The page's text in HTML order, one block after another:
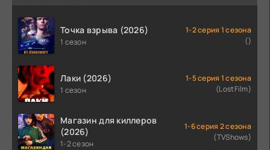
Точка взрыва (2026)
1 сезон
1-2 серия 1 сезона
()
Лаки (2026)
1 сезон
1-5 серия 1 сезона
(LostFilm)
Магазин для киллеров
(2026)
1-2 сезон
1-6 серия 2 сезона
(TVShows)